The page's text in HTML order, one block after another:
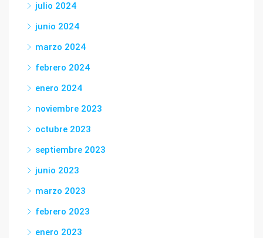
julio 2024
junio 2024
marzo 2024
febrero 2024
enero 2024
noviembre 2023
octubre 2023
septiembre 2023
junio 2023
marzo 2023
febrero 2023
enero 2023